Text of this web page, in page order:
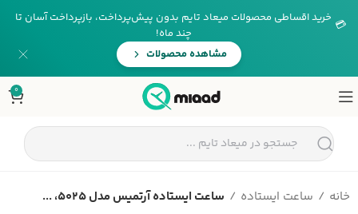
💳 خرید اقساطی محصولات میعاد تایم بدون پیش‌پرداخت، بازپرداخت آسان تا
چند ماه!
مشاهده محصولات
0
خانه ساعت ایستاده ساعت ایستاده آرتمیس مدل 5025، ...